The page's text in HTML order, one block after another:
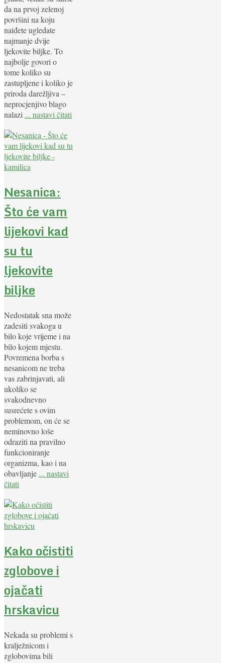
da na prvoj zelenoj
površini na koju
naiđete ugledate
najmanje dvije
ljekovite biljke. To
najbolje govori o
tome koliko su
zastupljene i koliko je
priroda darežljiva –
neprocjenjivo blago
nalazi ... nastavi čitati
Nesanica:
Što će vam
lijekovi kad
su tu
ljekovite
biljke
Nedostatak sna može
zadesiti svakoga u
bilo koje vrijeme i na
bilo kojem mjestu.
Povremena borba s
nesanicom ne treba
vas zabrinjavati, ali
ukoliko se
svakodnevno
susrećete s ovim
problemom, on će se
neminovno loše
odraziti na pravilno
funkcioniranje
organizma, kao i na
obavljanje ... nastavi
čitati
Kako očistiti
zglobove i
ojačati
hrskavicu
Nekada su problemi s
kralježnicom i
zglobovima bili